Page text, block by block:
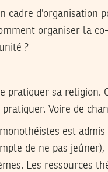
cadre d’organisation
organiser la
?
pratiquer sa religion.
Voire de
est admis
de ne pas jeûner),
Les ressources